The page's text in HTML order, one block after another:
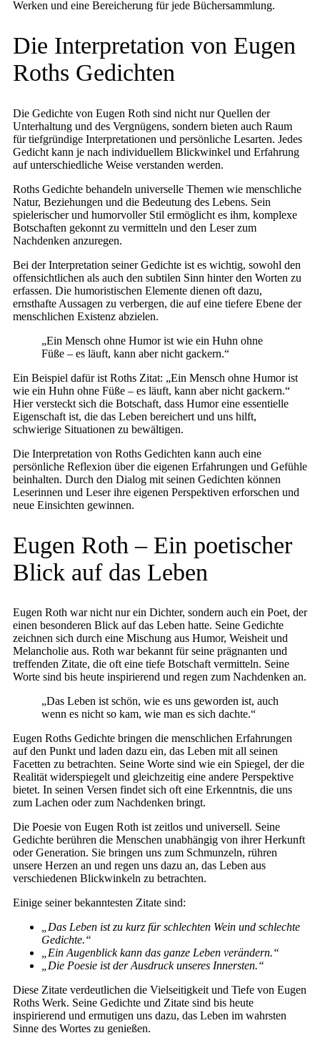
Werken und eine Bereicherung für jede Büchersammlung.
Die Interpretation von Eugen
Roths Gedichten
Die Gedichte von Eugen Roth sind nicht nur Quellen der
Unterhaltung und des Vergnügens, sondern bieten auch Raum
für tiefgründige Interpretationen und persönliche Lesarten. Jedes
Gedicht kann je nach individuellem Blickwinkel und Erfahrung
auf unterschiedliche Weise verstanden werden.
Roths Gedichte behandeln universelle Themen wie menschliche
Natur, Beziehungen und die Bedeutung des Lebens. Sein
spielerischer und humorvoller Stil ermöglicht es ihm, komplexe
Botschaften gekonnt zu vermitteln und den Leser zum
Nachdenken anzuregen.
Bei der Interpretation seiner Gedichte ist es wichtig, sowohl den
offensichtlichen als auch den subtilen Sinn hinter den Worten zu
erfassen. Die humoristischen Elemente dienen oft dazu,
ernsthafte Aussagen zu verbergen, die auf eine tiefere Ebene der
menschlichen Existenz abzielen.
„Ein Mensch ohne Humor ist wie ein Huhn ohne
Füße – es läuft, kann aber nicht gackern.“
Ein Beispiel dafür ist Roths Zitat: „Ein Mensch ohne Humor ist
wie ein Huhn ohne Füße – es läuft, kann aber nicht gackern.“
Hier versteckt sich die Botschaft, dass Humor eine essentielle
Eigenschaft ist, die das Leben bereichert und uns hilft,
schwierige Situationen zu bewältigen.
Die Interpretation von Roths Gedichten kann auch eine
persönliche Reflexion über die eigenen Erfahrungen und Gefühle
beinhalten. Durch den Dialog mit seinen Gedichten können
Leserinnen und Leser ihre eigenen Perspektiven erforschen und
neue Einsichten gewinnen.
Eugen Roth – Ein poetischer
Blick auf das Leben
Eugen Roth war nicht nur ein Dichter, sondern auch ein Poet, der
einen besonderen Blick auf das Leben hatte. Seine Gedichte
zeichnen sich durch eine Mischung aus Humor, Weisheit und
Melancholie aus. Roth war bekannt für seine prägnanten und
treffenden Zitate, die oft eine tiefe Botschaft vermitteln. Seine
Worte sind bis heute inspirierend und regen zum Nachdenken an.
„Das Leben ist schön, wie es uns geworden ist, auch
wenn es nicht so kam, wie man es sich dachte.“
Eugen Roths Gedichte bringen die menschlichen Erfahrungen
auf den Punkt und laden dazu ein, das Leben mit all seinen
Facetten zu betrachten. Seine Worte sind wie ein Spiegel, der die
Realität widerspiegelt und gleichzeitig eine andere Perspektive
bietet. In seinen Versen findet sich oft eine Erkenntnis, die uns
zum Lachen oder zum Nachdenken bringt.
Die Poesie von Eugen Roth ist zeitlos und universell. Seine
Gedichte berühren die Menschen unabhängig von ihrer Herkunft
oder Generation. Sie bringen uns zum Schmunzeln, rühren
unsere Herzen an und regen uns dazu an, das Leben aus
verschiedenen Blickwinkeln zu betrachten.
Einige seiner bekanntesten Zitate sind:
„Das Leben ist zu kurz für schlechten Wein und schlechte
Gedichte.“
„Ein Augenblick kann das ganze Leben verändern.“
„Die Poesie ist der Ausdruck unseres Innersten.“
Diese Zitate verdeutlichen die Vielseitigkeit und Tiefe von Eugen
Roths Werk. Seine Gedichte und Zitate sind bis heute
inspirierend und ermutigen uns dazu, das Leben im wahrsten
Sinne des Wortes zu genießen.